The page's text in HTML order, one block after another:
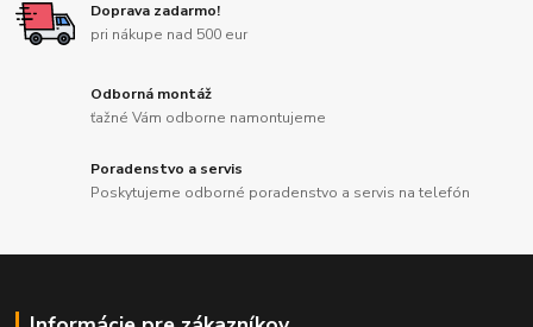
Doprava zadarmo!
pri nákupe nad 500 eur
Odborná montáž
ťažné Vám odborne namontujeme
Poradenstvo a servis
Poskytujeme odborné poradenstvo a servis na telefón